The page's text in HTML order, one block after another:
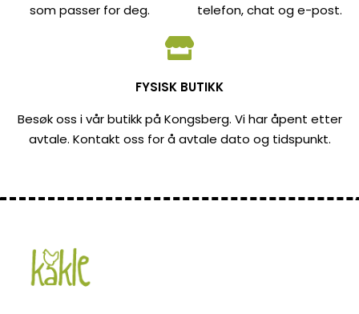
som passer for deg.
telefon, chat og e-post.
FYSISK BUTIKK
Besøk oss i vår butikk på Kongsberg. Vi har åpent etter
avtale. Kontakt oss for å avtale dato og tidspunkt.